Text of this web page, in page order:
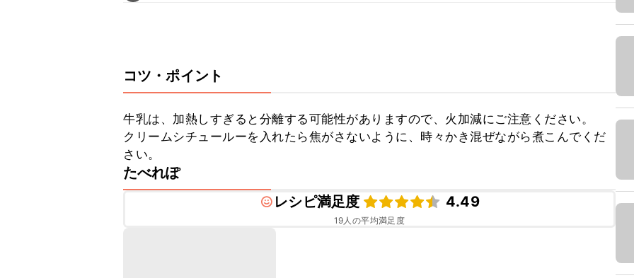
コツ・ポイント
牛乳は、加熱しすぎると分離する可能性がありますので、火加減にご注意ください。
クリームシチュールーを入れたら焦がさないように、時々かき混ぜながら煮こんでくだ
さい。
たべれぽ
レシピ満足度
4.49
19人の平均満足度